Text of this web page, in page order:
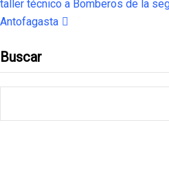
taller técnico a Bomberos de la
Antofagasta
Buscar